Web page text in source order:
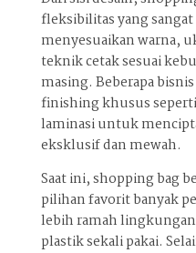
fleksibilitas yang
menyesuaikan warna,
teknik cetak sesuai
masing. Beberapa
finishing khusus
laminasi untuk
eksklusif dan mewah.
Saat ini, shopping bag
pilihan favorit banyak
lebih ramah
plastik sekali pakai.